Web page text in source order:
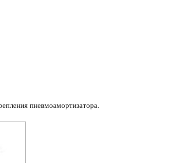
пневмоамортизатора.